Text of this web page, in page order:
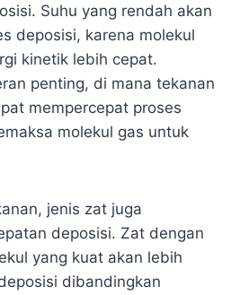
Suhu yang rendah akan
deposisi, karena molekul
kinetik lebih cepat.
penting, di mana tekanan
mempercepat proses
molekul gas untuk
jenis zat juga
deposisi. Zat dengan
yang kuat akan lebih
dibandingkan